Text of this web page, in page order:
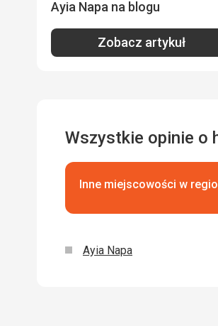
Ayia Napa na blogu
Zobacz artykuł
Wszystkie opinie o
Inne miejscowości w
Ayia Napa